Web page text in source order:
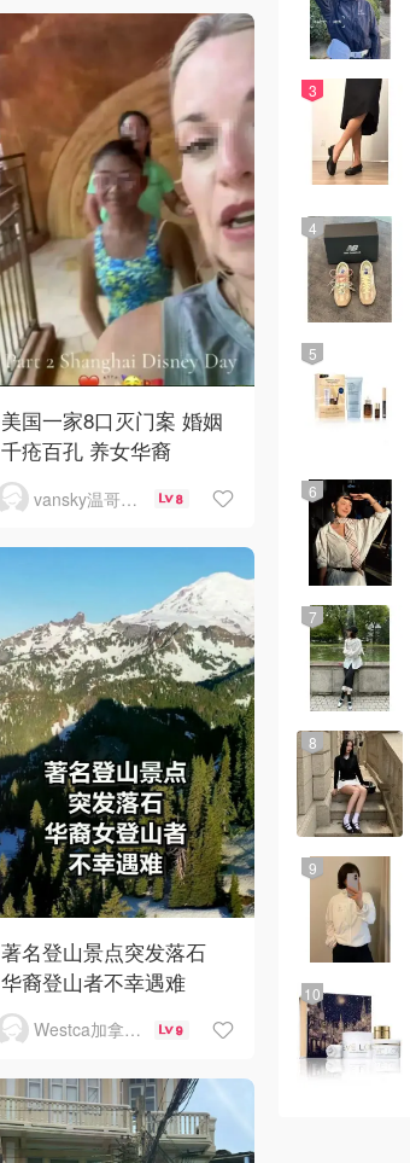
美国一家8口灭门案 婚姻
千疮百孔 养女华裔
vansky温哥华天空 8
著名登山景点突发落石
华裔登山者不幸遇难
Westca加拿大生活 9